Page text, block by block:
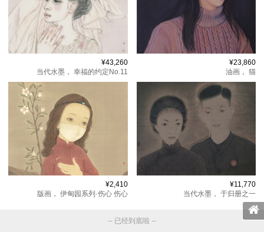
¥43,260
当代水墨， 幸福的约定No.11
¥23,860
油画， 猫
¥2,410
版画， 伊甸园系列·伤心 伤心
¥11,770
当代水墨， 于归册之一
-- 已经到底啦 --